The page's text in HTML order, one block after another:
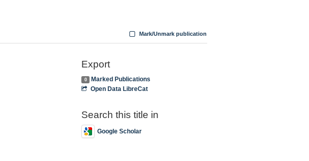
Mark/Unmark publication
Export
0
Marked Publications
Open Data LibreCat
Search this title in
Google Scholar